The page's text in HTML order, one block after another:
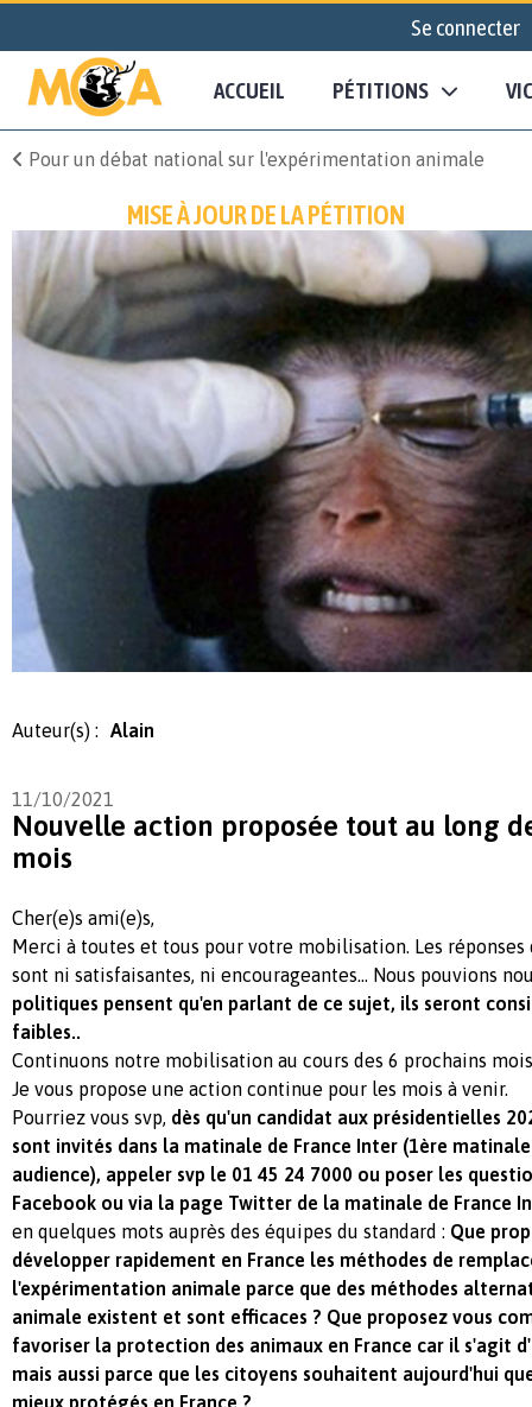
Se connecter
ACCUEIL PÉTITIONS
Pour un débat national sur l'expérimentation animale
MISE À JOUR DE LA PÉTITION
Auteur(s) : Alain
11/10/2021
Nouvelle action proposée tout au long
mois
Cher(e)s ami(e)s,
Merci à toutes et tous pour votre mobilisation. Les réponses
sont ni satisfaisantes, ni encourageantes... Nous pouvions
politiques pensent qu'en parlant de ce sujet, ils seront
faibles..
Continuons notre mobilisation au cours des 6 prochains
Je vous propose une action continue pour les mois à venir.
Pourriez vous svp, dès qu'un candidat aux présidentielles
sont invités dans la matinale de France Inter (1ère
audience), appeler svp le 01 45 24 7000 ou poser les
Facebook ou via la page Twitter de la matinale de France
en quelques mots auprès des équipes du standard : Que
développer rapidement en France les méthodes de
l'expérimentation animale parce que des méthodes
animale existent et sont efficaces ? Que proposez vous
favoriser la protection des animaux en France car il s'agit
mais aussi parce que les citoyens souhaitent aujourd'hui
mieux protégés en France ?